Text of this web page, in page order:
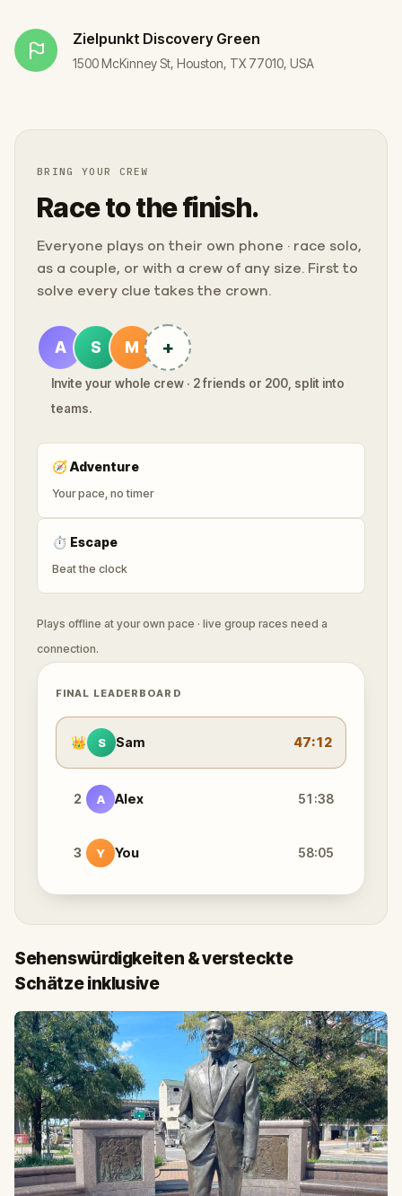
Zielpunkt Discovery Green
1500 McKinney St, Houston, TX 77010, USA
BRING YOUR CREW
Race to the finish.
Everyone plays on their own phone · race solo,
as a couple, or with a crew of any size. First to
solve every clue takes the crown.
A S M +
Invite your whole crew · 2 friends or 200, split into
teams.
🧭Adventure
Your pace, no timer
⏱ Escape
Beat the clock
Plays offline at your own pace · live group races need a
connection.
FINAL LEADERBOARD
👑 S Sam 47:12
2 A Alex 51:38
3 Y You 58:05
Sehenswürdigkeiten & versteckte
Schätze inklusive